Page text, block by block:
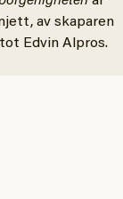
av skaparen
Edvin Alpros.